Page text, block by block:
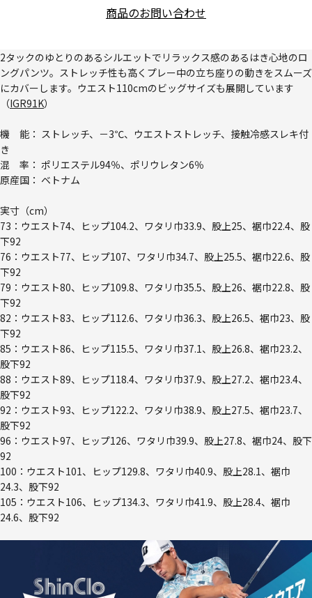
商品のお問い合わせ
2タックのゆとりのあるシルエットでリラックス感のあるはき心地のロ
ングパンツ。ストレッチ性も高くプレー中の立ち座りの動きをスムーズ
にカバーします。ウエスト110cmのビッグサイズも展開しています
（IGR91K）
機 能： ストレッチ、－3℃、ウエストストレッチ、接触冷感スレキ付
き
混 率： ポリエステル94％、ポリウレタン6％
原産国： ベトナム
実寸（cm）
73：ウエスト74、ヒップ104.2、ワタリ巾33.9、股上25、裾巾22.4、股
下92
76：ウエスト77、ヒップ107、ワタリ巾34.7、股上25.5、裾巾22.6、股
下92
79：ウエスト80、ヒップ109.8、ワタリ巾35.5、股上26、裾巾22.8、股
下92
82：ウエスト83、ヒップ112.6、ワタリ巾36.3、股上26.5、裾巾23、股
下92
85：ウエスト86、ヒップ115.5、ワタリ巾37.1、股上26.8、裾巾23.2、
股下92
88：ウエスト89、ヒップ118.4、ワタリ巾37.9、股上27.2、裾巾23.4、
股下92
92：ウエスト93、ヒップ122.2、ワタリ巾38.9、股上27.5、裾巾23.7、
股下92
96：ウエスト97、ヒップ126、ワタリ巾39.9、股上27.8、裾巾24、股下
92
100：ウエスト101、ヒップ129.8、ワタリ巾40.9、股上28.1、裾巾
24.3、股下92
105：ウエスト106、ヒップ134.3、ワタリ巾41.9、股上28.4、裾巾
24.6、股下92